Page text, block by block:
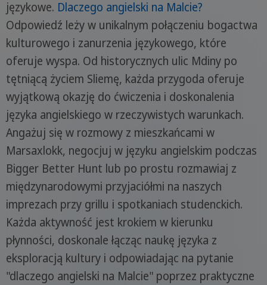
językowe. Dlaczego angielski na Malcie?
Odpowiedź leży w unikalnym połączeniu bogactwa
kulturowego i zanurzenia językowego, które
oferuje wyspa. Od historycznych ulic Mdiny po
tętniącą życiem Sliemę, każda przygoda oferuje
wyjątkową okazję do ćwiczenia i doskonalenia
języka angielskiego w rzeczywistych warunkach.
Angażuj się w rozmowy z mieszkańcami w
Marsaxlokk, negocjuj w języku angielskim podczas
Bigger Better Hunt lub po prostu rozmawiaj z
międzynarodowymi przyjaciółmi na naszych
imprezach przy grillu i spotkaniach studenckich.
Każda aktywność jest krokiem w kierunku
płynności, doskonale łącząc naukę języka z
eksploracją kultury i odpowiadając na pytanie
"dlaczego angielski na Malcie" poprzez praktyczne